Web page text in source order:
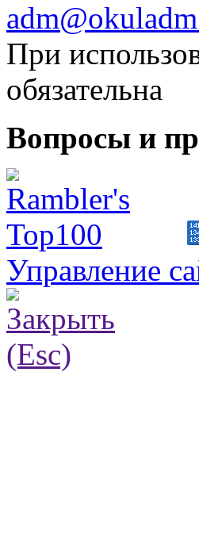
При
обязательна
Вопросы и
Управление